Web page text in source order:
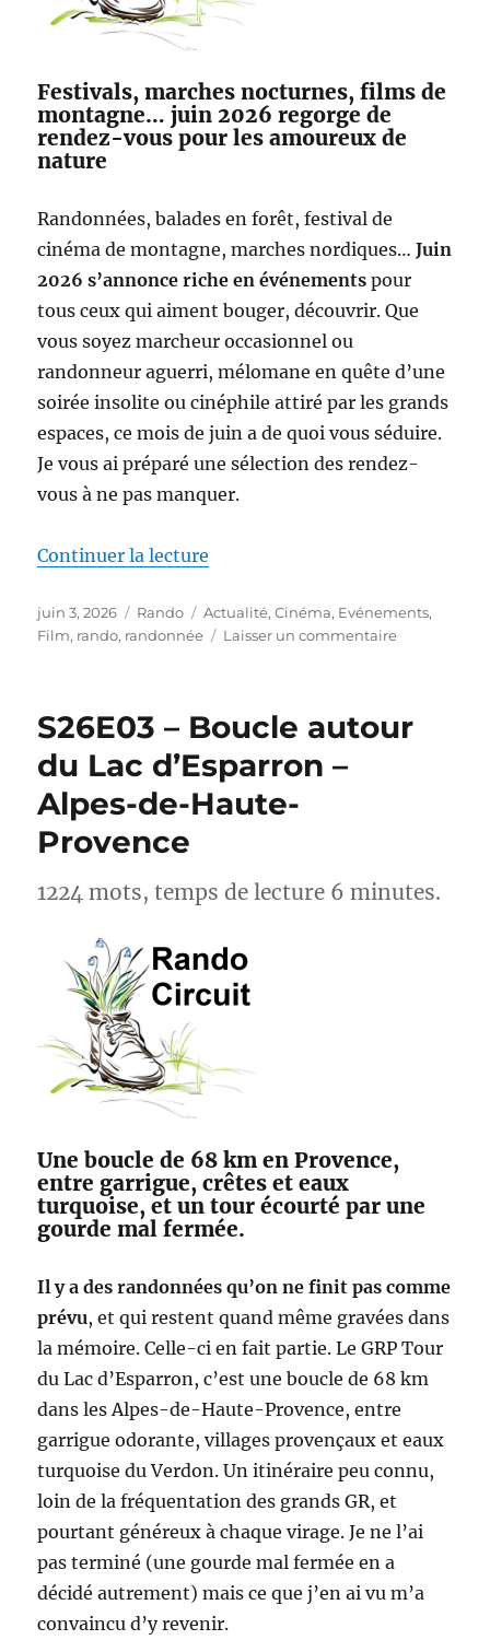
Festivals, marches nocturnes, films de
montagne… juin 2026 regorge de
rendez-vous pour les amoureux de
nature
Randonnées, balades en forêt, festival de
cinéma de montagne, marches nordiques…Juin
2026 s’annonce riche en événements pour
tous ceux qui aiment bouger, découvrir. Que
vous soyez marcheur occasionnel ou
randonneur aguerri, mélomane en quête d’une
soirée insolite ou cinéphile attiré par les grands
espaces, ce mois de juin a de quoi vous séduire.
Je vous ai préparé une sélection des rendez-
vous à ne pas manquer.
Continuer la lecture
Publié
le
juin 3, 2026 Catégories
Rando Étiquettes
Actualité,Cinéma, Evénements,
Film, rando, randonnée Laisser un commentairesur
mois-
S26E03 – Boucle autour
du Lac d’Esparron –
Alpes-de-Haute-
Provence
1224 mots, temps de lecture 6 minutes.
Une boucle de 68 km en Provence,
entre garrigue, crêtes et eaux
turquoise, et un tour écourté par une
gourde mal fermée.
Il y a des randonnées qu’on ne finit pas comme
prévu, et qui restent quand même gravées dans
la mémoire. Celle-ci en fait partie. Le GRP Tour
du Lac d’Esparron, c’est une boucle de 68 km
dans les Alpes-de-Haute-Provence, entre
garrigue odorante, villages provençaux et eaux
turquoise du Verdon. Un itinéraire peu connu,
loin de la fréquentation des grands GR, et
pourtant généreux à chaque virage. Je ne l’ai
pas terminé (une gourde mal fermée en a
décidé autrement) mais ce que j’en ai vu m’a
convaincu d’y revenir.